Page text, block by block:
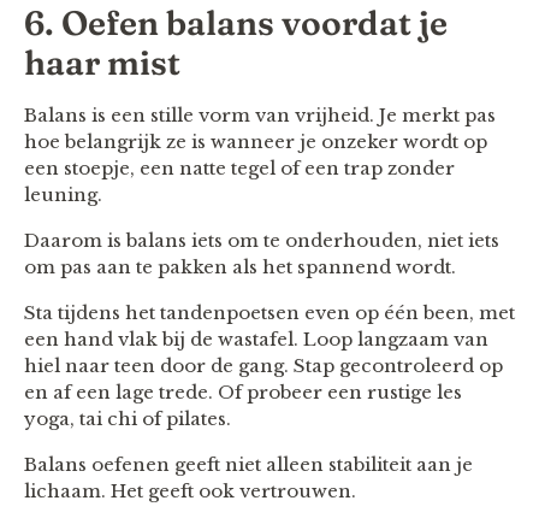
6. Oefen balans voordat je
haar mist
Balans is een stille vorm van vrijheid. Je merkt pas
hoe belangrijk ze is wanneer je onzeker wordt op
een stoepje, een natte tegel of een trap zonder
leuning.
Daarom is balans iets om te onderhouden, niet iets
om pas aan te pakken als het spannend wordt.
Sta tijdens het tandenpoetsen even op één been, met
een hand vlak bij de wastafel. Loop langzaam van
hiel naar teen door de gang. Stap gecontroleerd op
en af een lage trede. Of probeer een rustige les
yoga, tai chi of pilates.
Balans oefenen geeft niet alleen stabiliteit aan je
lichaam. Het geeft ook vertrouwen.